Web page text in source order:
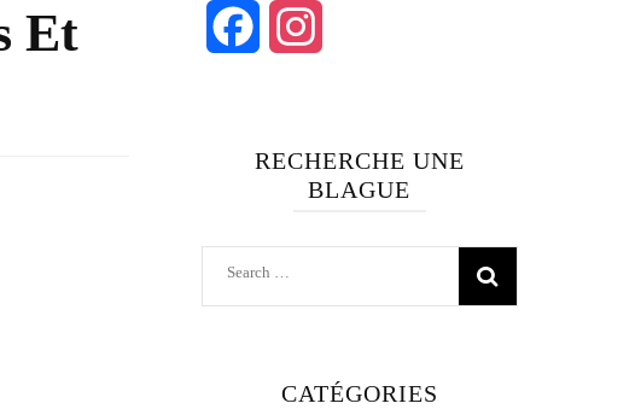
Et
Facebook
RECHERCHE UNE
BLAGUE
Search
CATÉGORIES